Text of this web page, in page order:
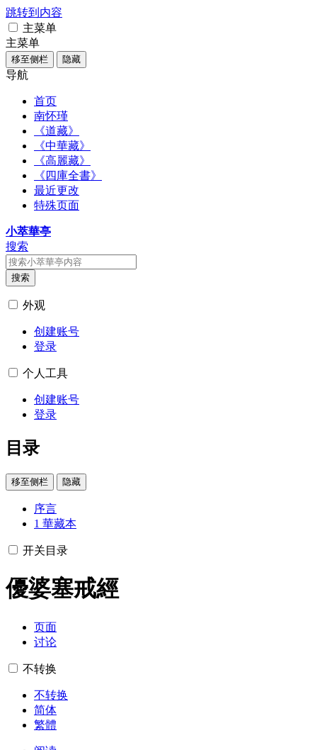
跳转到内容
主菜单
主菜单
移至侧栏 隐藏
导航
首页
南怀瑾
《道藏》
《中華藏》
《高麗藏》
《四庫全書》
最近更改
特殊页面
小萃華亭
搜索
搜索
外观
创建账号
登录
个人工具
创建账号
登录
目录
移至侧栏 隐藏
序言
1 華藏本
开关目录
優婆塞戒經
页面
讨论
不转换
不转换
简体
繁體